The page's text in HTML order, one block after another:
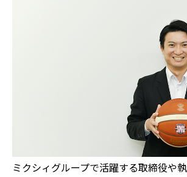
ミクシィグループで活躍する取締役や執